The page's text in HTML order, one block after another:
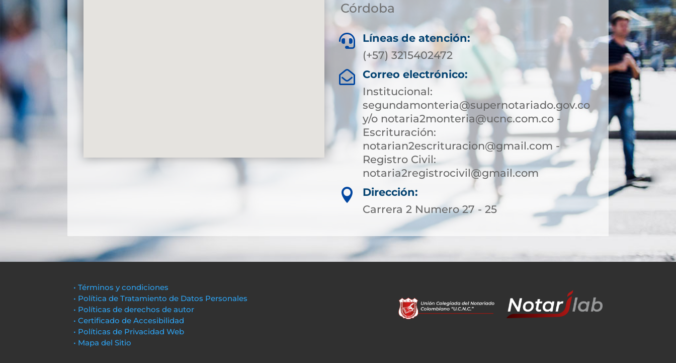
Córdoba

Líneas de atención:
(+57) 3215402472

Correo electrónico:
Institucional:
segundamonteria@supernotariado.gov.co
y/o notaria2monteria@ucnc.com.co -
Escrituración:
notarian2escrituracion@gmail.com -
Registro Civil:
notaria2registrocivil@gmail.com

Dirección:
Carrera 2 Numero 27 - 25
• Términos y condiciones
• Política de Tratamiento de Datos Personales
• Políticas de derechos de autor
• Certificado de Accesibilidad
• Políticas de Privacidad Web
• Mapa del Sitio